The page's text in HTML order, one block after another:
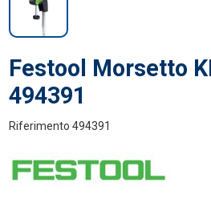
Festool Morsetto
494391
Riferimento 494391